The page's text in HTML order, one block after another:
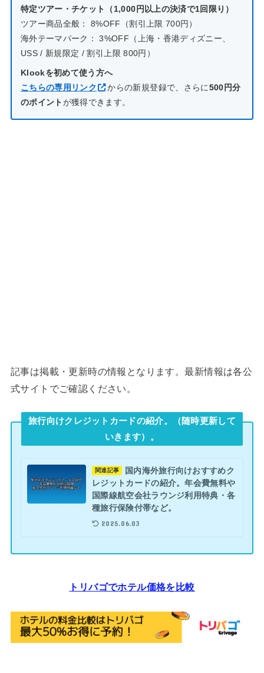
特定ツアー・チケット（1,000円以上の決済で1回限り）
ツアー商品全般： 8%OFF（割引上限 700円）
海外テーマパーク： 3%OFF（上海・香港ディズニー、
USS / 新規限定 / 割引上限 800円）
Klookを初めて使う方へ
こちらの専用リンク
からの新規登録で、さらに500円分
のポイントが獲得できます。
記事は掲載・更新時の情報となります。最新情報は各公
式サイトでご確認ください。
旅行向けクレジットカードの紹介。（随時更新して
いきます）。
関連記事
国内海外旅行向けおすすめク
レジットカードの紹介。年会費無料や
国際線航空会社ラウンジ利用特典・各
種旅行保険付帯など。
2025.06.03
トリバゴでホテル価格を比較